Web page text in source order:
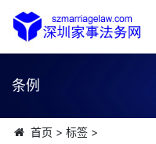
条例
首页 > 标签>